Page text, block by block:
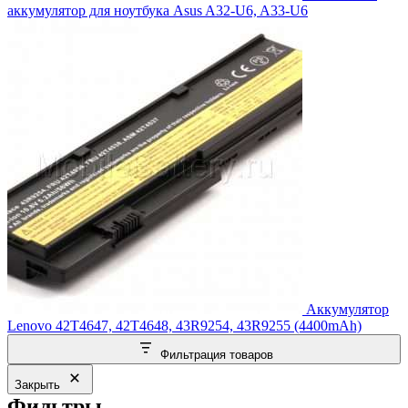
аккумулятор для ноутбука Asus A32-U6, A33-U6
Аккумулятор
Lenovo 42T4647, 42T4648, 43R9254, 43R9255 (4400mAh)
Фильтрация товаров
Закрыть